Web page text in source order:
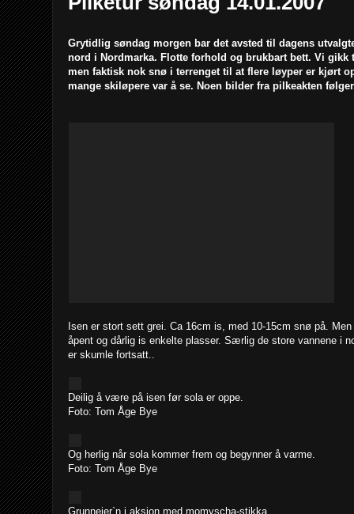
Grytidlig søndag morgen bar det avsted til dagens
nord i Nordmarka. Flotte forhold og brukbart bett. Vi gikk
men faktisk nok snø i terrenget til at flere løyper er kjørt
mange skiløpere var å se. Noen bilder fra pilkeakten
Isen er stort sett grei. Ca 16cm is, med 10-15cm snø på. Men
åpent og dårlig is enkelte plasser. Særlig de store vannene i
er skumle fortsatt..
Deilig å være på isen før sola er oppe.
Foto: Tom Åge Bye
Og herlig når sola kommer frem og begynner å varme.
Foto: Tom Åge Bye
Grunneier`n i aksjon med momyscha-stikka...